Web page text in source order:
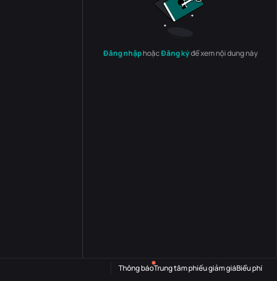
Đăng nhậphoặcĐăng kýđể xem nội dung này
Thông báoTrung tâm phiếu giảm giáBiểu phí